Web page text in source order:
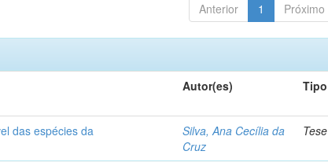
Anterior 1 Próximo
Autor(es) Tipo
das espécies da
Silva, Ana Cecília da
Cruz
Tese